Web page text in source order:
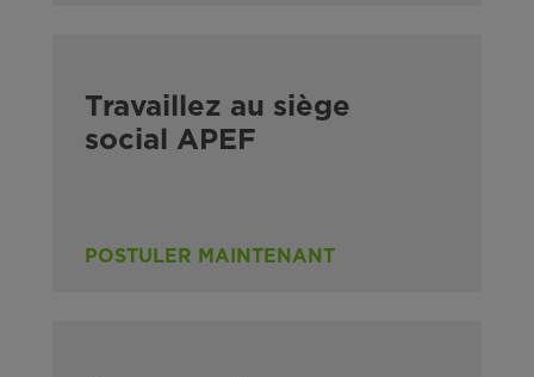
Travaillez au siège
social APEF
POSTULER MAINTENANT